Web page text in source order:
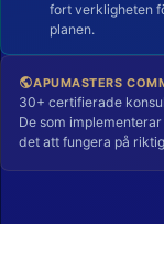
fort verkligheten
planen.
publicAPUMASTERS
30+ certifierade
De som
det att fungera på